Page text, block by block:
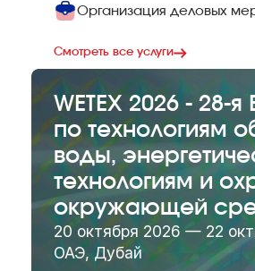
Смотреть все услуги
WETEX 2026 - 28-
по технологиям
воды,
технологиям и
окружающей
20 октября 2026 — 22
ОАЭ, Дубай